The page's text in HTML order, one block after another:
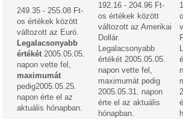
249.35 - 255.08 Ft-
os értékek között
változott az Euró.
Legalacsonyabb
értékét 2005.05.05.
napon vette fel,
maximumát
pedig2005.05.25.
napon érte el az
aktuális hónapban.
192.16 - 204.96 Ft-
os értékek között
változott az Amerikai
Dollár.
Legalacsonyabb
értékét 2005.05.05.
napon vette fel,
maximumát pedig
2005.05.31. napon
érte el az aktuális
hónapban.